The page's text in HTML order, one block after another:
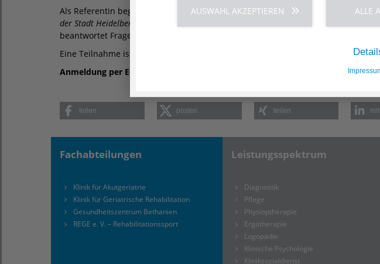
Als Referentin begrüßen wir
Reingard Cuba Ramosvon derFachstelle
der Stadt Heidelberg
beantwortet Fragen rund um Barrierefreiheit und Wohnraumberatung.
Eine Teilnahme ist kostenlos, eine Anmeldung jedoch erforderlich.
Anmeldung per E-Mail:
teilen posten teilen
Fachabteilungen
Klinik für Akutgeriatrie
Klinik für Geriatrische Rehabilitation
Gesundheitszentrum Bethanien
REGE e. V. – Rehabilitationssport
Leistungsspektrum
Diagnostik
Pflege
Physioptherapie
Ergotherapie
Logopädie
Klinische Psychologie
Kliniksozialdienst
AUSWAHL AKZEPTIEREN ALLE